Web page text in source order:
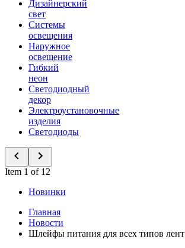
Дизайнерский
свет
Системы
освещения
Наружное
освещение
Гибкий
неон
Светодиодный
декор
Электроустановочные
изделия
Светодиоды
Item 1 of 12
Новинки
Главная
Новости
Шлейфы питания для всех типов лент